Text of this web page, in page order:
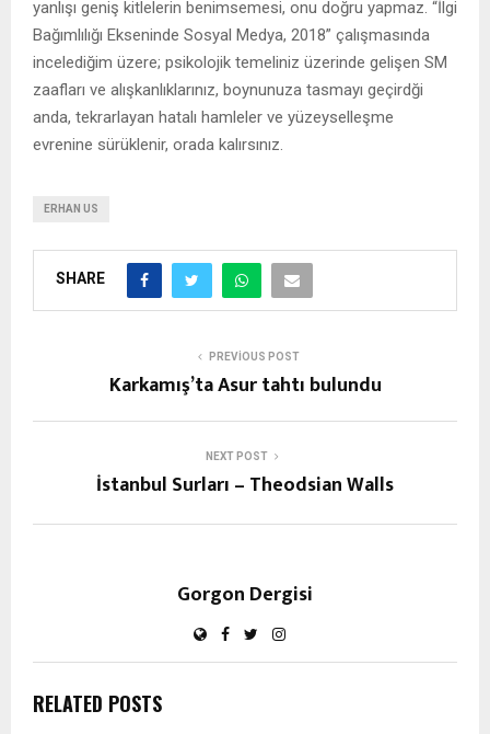
yanlışı geniş kitlelerin benimsemesi, onu doğru yapmaz. “İlgi
Bağımlılığı Ekseninde Sosyal Medya, 2018” çalışmasında
incelediğim üzere; psikolojik temeliniz üzerinde gelişen SM
zaafları ve alışkanlıklarınız, boynunuza tasmayı geçirdği
anda, tekrarlayan hatalı hamleler ve yüzeyselleşme
evrenine sürüklenir, orada kalırsınız.
ERHAN US
SHARE
PREVIOUS POST
Karkamış’ta Asur tahtı bulundu
NEXT POST
İstanbul Surları – Theodsian Walls
Gorgon Dergisi
RELATED POSTS